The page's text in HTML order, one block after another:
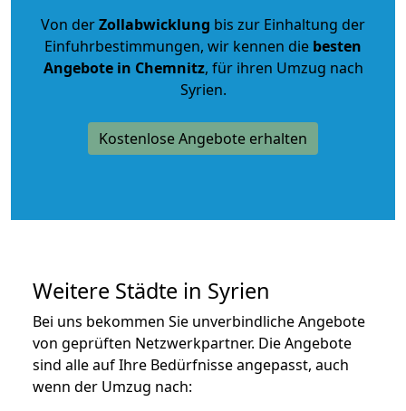
Von derZollabwicklung bis zur Einhaltung der
Einfuhrbestimmungen, wir kennen die besten
Angebote in Chemnitz, für ihren Umzug nach
Syrien.
Kostenlose Angebote erhalten
Weitere Städte in Syrien
Bei uns bekommen Sie unverbindliche Angebote
von geprüften Netzwerkpartner. Die Angebote
sind alle auf Ihre Bedürfnisse angepasst, auch
wenn der Umzug nach: